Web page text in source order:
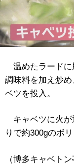
温めたラードに
調味料を加え炒
ベツを投入。
キャベツに火が
りで約300gのボリ
（博多キャベト